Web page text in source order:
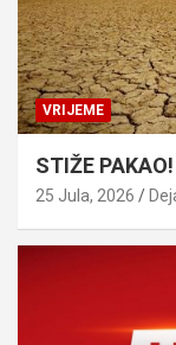
VRIJEME
STIŽE
25 Jula, 2026